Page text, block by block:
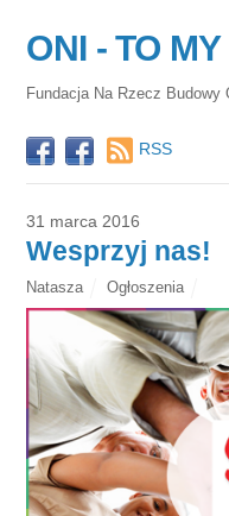
ONI - TO MY
Fundacja Na Rzecz Budowy
RSS
31 marca 2016
Wesprzyj nas!
Natasza Ogłoszenia